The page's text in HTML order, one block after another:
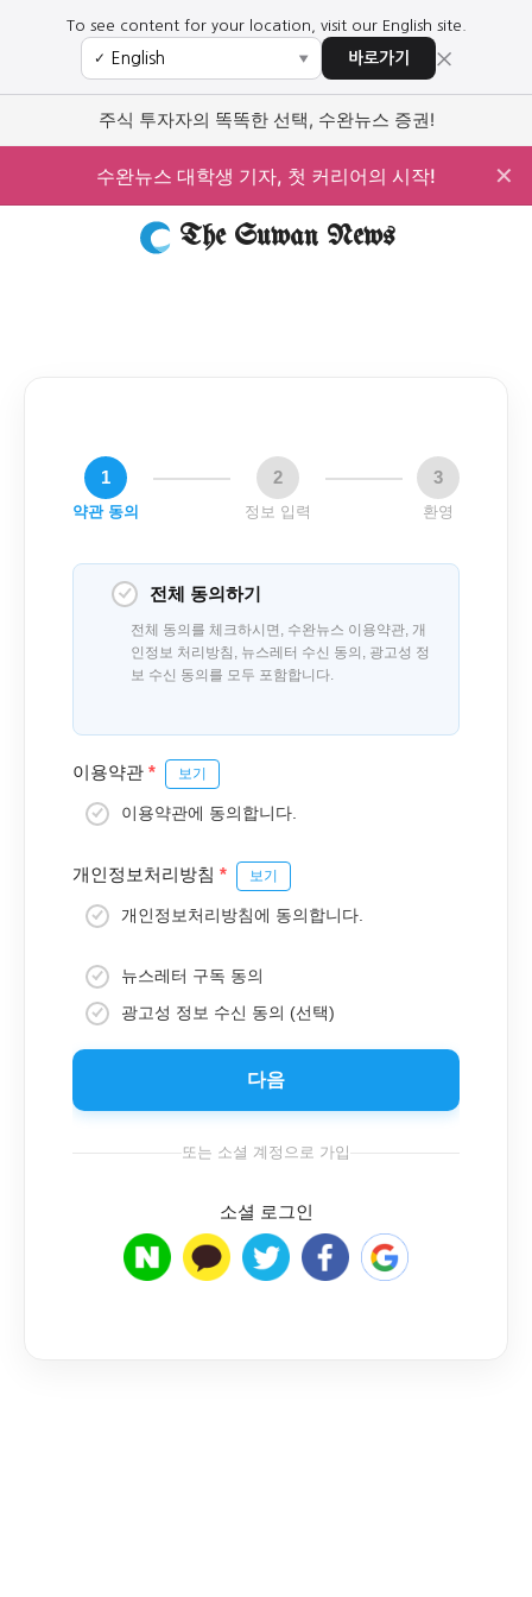
To see content for your location, visit our English site.
✓ ▼ 바로가기 ×
주식 투자자의 똑똑한 선택, 수완뉴스 증권!
수완뉴스 대학생 기자, 첫 커리어의 시작! ✕
The Suwan News
1
약관 동의
2
정보 입력
3
환영
전체 동의하기
전체 동의를 체크하시면, 수완뉴스 이용약관, 개
인정보 처리방침, 뉴스레터 수신 동의, 광고성 정
보 수신 동의를 모두 포함합니다.
이용약관 * 보기
이용약관에 동의합니다.
개인정보처리방침 * 보기
개인정보처리방침에 동의합니다.
뉴스레터 구독 동의
광고성 정보 수신 동의 (선택)
다음
또는 소셜 계정으로 가입
소셜 로그인